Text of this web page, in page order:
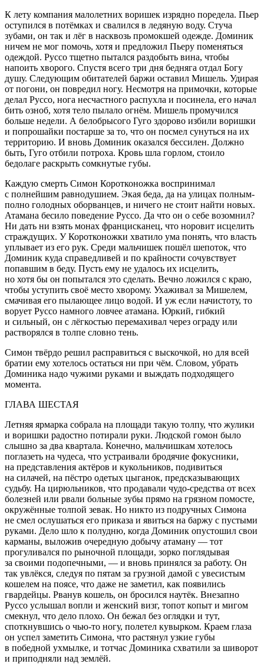
К лету компания малолетних воришек изрядно поредела. Пьер
оступился в потёмках и свалился в ледяную воду. Стуча
зубами, он так и лёг в насквозь промокшей одежде. Доминик
ничем не мог помочь, хотя и предложил Пьеру поменяться
одеждой. Руссо тщетно пытался раздобыть вина, чтобы
напоить хворого. Спустя всего три дня бедняга отдал Богу
душу. Следующим обитателей баржи оставил Мишель. Удирая
от погони, он повредил ногу. Несмотря на примочки, которые
делал Руссо, нога несчастного распухла и посинела, его начал
бить озноб, хотя тело пылало огнём. Мишель промучился
больше недели. А белобрысого Гуго здорово избили воришки
и попрошайки постарше за то, что он посмел сунуться на их
территорию. И вновь Доминик оказался бессилен. Должно
быть, Гуго отбили потроха. Кровь шла горлом, стоило
бедолаге раскрыть сомкнутые губы.
Каждую смерть Симон Коротконожка воспринимал
с полнейшим равнодушием. Экая беда, да на улицах полным-
полно голодных оборванцев, и ничего не стоит найти новых.
Атамана бесило поведение Руссо. Да что он о себе возомнил?
Ни дать ни взять монах францисканец, что норовит исцелить
страждущих. У Коротконожки хватило ума понять, что власть
уплывает из его рук. Среди мальчишек пошёл шепоток, что
Доминик куда справедливей и по крайности сочувствует
попавшим в беду. Пусть ему не удалось их исцелить,
но хотя бы он попытался это сделать. Вечно ложился с краю,
чтобы уступить своё место хворому. Ухаживал за Мишелем,
смачивая его пылающее лицо водой. И уж если начистоту, то
ворует Руссо намного ловчее атамана. Юркий, гибкий
и сильный, он с лёгкостью перемахивал через ограду или
растворялся в толпе словно тень.
Симон твёрдо решил расправиться с выскочкой, но для всей
братии ему хотелось остаться ни при чём. Словом, убрать
Доминика надо чужими руками и выждать подходящего
момента.
ГЛАВА ШЕСТАЯ
Летняя ярмарка собрала на площади такую толпу, что жулики
и воришки радостно потирали руки. Людской гомон было
слышно за два квартала. Конечно, мальчишкам хотелось
поглазеть на чудеса, что устраивали бродячие фокусники,
на представления актёров и кукольников, подивиться
на силачей, на пёстро одетых цыганок, предсказывающих
судьбу. На цирюльников, что продавали чудо-средства от всех
болезней или рвали больные зубы прямо на грязном помосте,
окружённые толпой зевак. Но никто из подручных Симона
не смел ослушаться его приказа и явиться на баржу с пустыми
руками. Дело шло к полудню, когда Доминик опустошил свои
карманы, выложив очередную добычу атаману — тот
прогуливался по рыночной площади, зорко поглядывая
за своими подопечными, — и вновь принялся за работу. Он
так увлёкся, следуя по пятам за грузной дамой с увесистым
кошелем на поясе, что даже не заметил, как появились
гвардейцы. Рванув кошель, он бросился наутёк. Внезапно
Руссо услышал вопли и женский визг, топот копыт и мигом
смекнул, что дело плохо. Он бежал без оглядки и тут,
споткнувшись о чью-то ногу, полетел кувырком. Краем глаза
он успел заметить Симона, что растянул узкие губы
в победной ухмылке, и тотчас Доминика схватили за шиворот
и приподняли над землёй.